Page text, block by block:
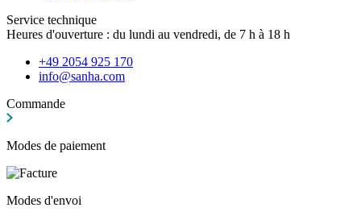
Service technique
Heures d'ouverture : du lundi au vendredi, de 7 h à 18 h
+49 2054 925 170
info@sanha.com
Commande
Modes de paiement
Modes d'envoi